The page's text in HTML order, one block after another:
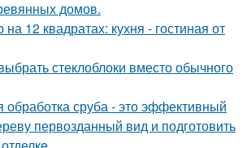
домов.
12 квадратах: кухня - гостиная от
стеклоблоки вместо обычного
обработка сруба - это эффективный
первозданный вид и подготовить